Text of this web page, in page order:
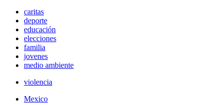
caritas
deporte
educación
elecciones
familia
jovenes
medio ambiente
violencia
Mexico